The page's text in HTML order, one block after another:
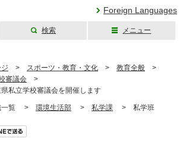
Foreign Languages
検索 メニュー
> スポーツ・教育・文化 > 教育全般 >
審議会 >
私立学校審議会を開催します
一覧 > 環境生活部 > 私学課 > 私学班